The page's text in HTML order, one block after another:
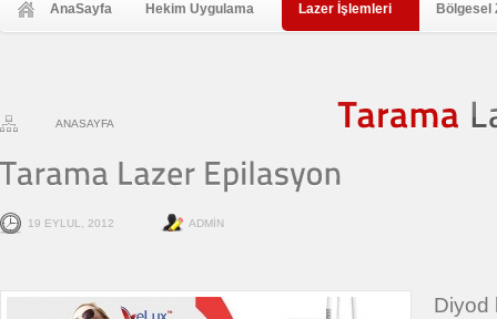
AnaSayfa Hekim Uygulama Lazer İşlemleri Bölgesel
ANASAYFA
19 EYLUL, 2012 ADMIN
Diyod